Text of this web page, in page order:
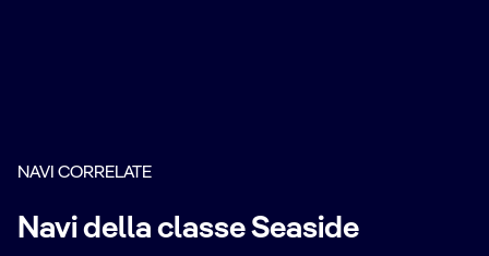
NAVI CORRELATE
Navi della classe Seaside